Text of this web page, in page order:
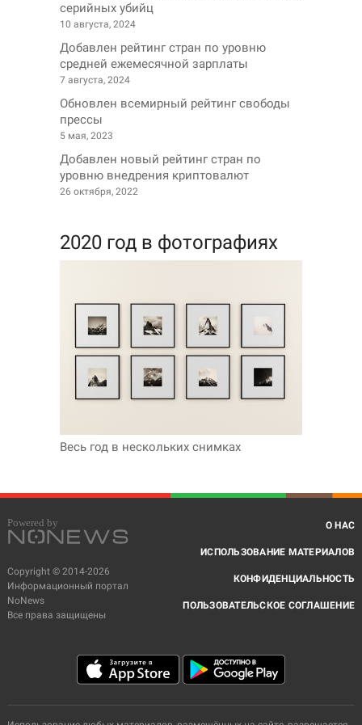
серийных убийц
10 августа, 2024
Добавлен рейтинг стран по уровню
средней ежемесячной зарплаты
7 августа, 2024
Обновлен всемирный рейтинг свободы
прессы
5 мая, 2023
Добавлен новый рейтинг стран по
уровню внедрения криптовалют
26 октября, 2022
2020 год в фотографиях
Весь год в нескольких снимках
Copyright © 2014-2026
Информационный портал
NoNews
Все права защищены
О НАС
ИСПОЛЬЗОВАНИЕ МАТЕРИАЛОВ
КОНФИДЕНЦИАЛЬНОСТЬ
ПОЛЬЗОВАТЕЛЬСКОЕ СОГЛАШЕНИЕ